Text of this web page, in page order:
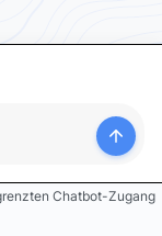
Chatbot-Zugang